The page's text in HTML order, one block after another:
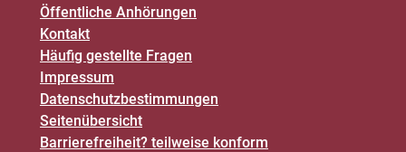
Öffentliche Anhörungen
Kontakt
Häufig gestellte Fragen
Impressum
Datenschutz­bestimmungen
Seitenübersicht
Barrierefreiheit? teilweise konform